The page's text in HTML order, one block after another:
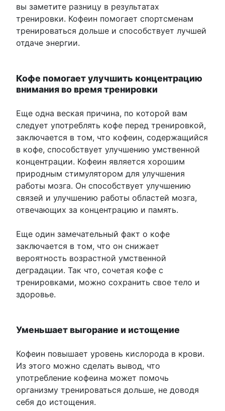
вы заметите разницу в результатах
тренировки. Кофеин помогает спортсменам
тренироваться дольше и способствует лучшей
отдаче энергии.
Кофе помогает улучшить концентрацию
внимания во время тренировки
Еще одна веская причина, по которой вам
следует употреблять кофе перед тренировкой,
заключается в том, что кофеин, содержащийся
в кофе, способствует улучшению умственной
концентрации. Кофеин является хорошим
природным стимулятором для улучшения
работы мозга. Он способствует улучшению
связей и улучшению работы областей мозга,
отвечающих за концентрацию и память.
Еще один замечательный факт о кофе
заключается в том, что он снижает
вероятность возрастной умственной
деградации. Так что, сочетая кофе с
тренировками, можно сохранить свое тело и
здоровье.
Уменьшает выгорание и истощение
Кофеин повышает уровень кислорода в крови.
Из этого можно сделать вывод, что
употребление кофеина может помочь
организму тренироваться дольше, не доводя
себя до истощения.